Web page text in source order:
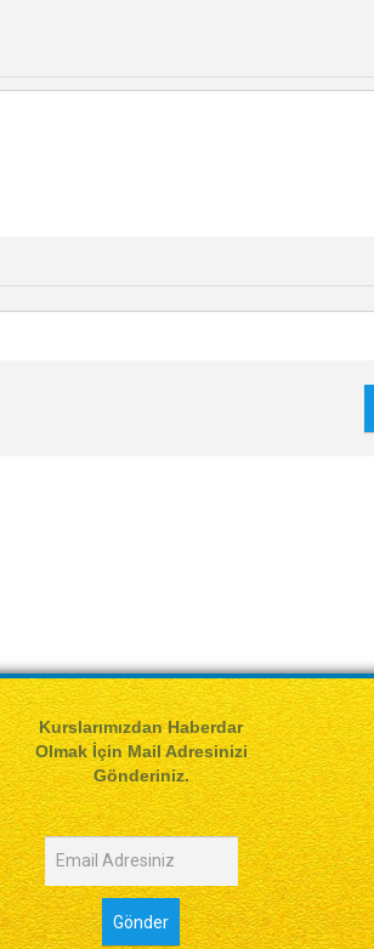
Kurslarımızdan Haberdar
Olmak İçin Mail Adresinizi
Gönderiniz.